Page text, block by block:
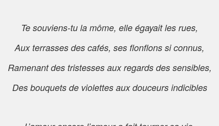
Te souviens-tu la môme, elle égayait les rues,
Aux terrasses des cafés, ses flonflons si connus,
Ramenant des tristesses aux regards des sensibles,
Des bouquets de violettes aux douceurs indicibles